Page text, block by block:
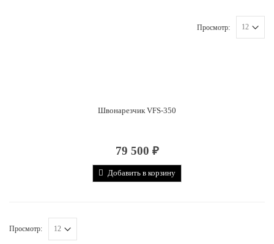
Просмотр:
Швонарезчик VFS-350
79 500 ₽
Добавить в корзину
Просмотр: